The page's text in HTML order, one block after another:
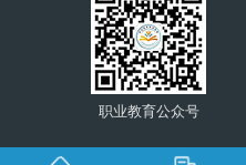
职业教育公众号